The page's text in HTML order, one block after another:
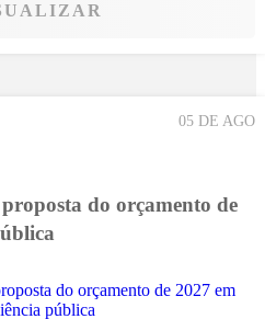
05 DE AGO
do orçamento de